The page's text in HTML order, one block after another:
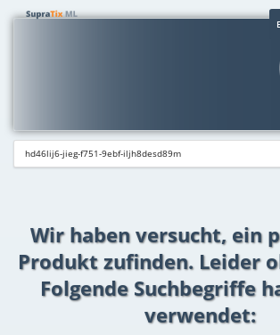
Wir haben versucht, ein
Produkt zufinden. Leider
Folgende Suchbegriffe
verwendet: